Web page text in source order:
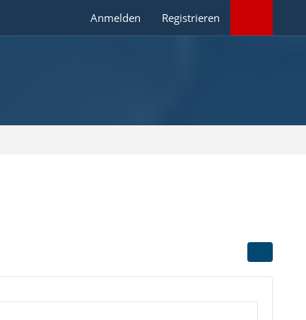
Anmelden Registrieren